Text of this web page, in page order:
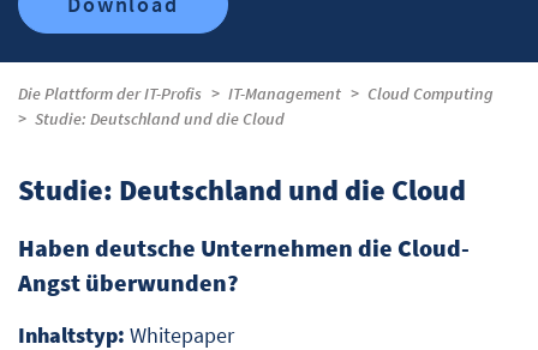
Die Plattform der IT-Profis IT-Management
Cloud Computing
Studie: Deutschland und die Cloud
Studie: Deutschland und die Cloud
Haben deutsche Unternehmen die Cloud-
Angst überwunden?
Inhaltstyp: Whitepaper